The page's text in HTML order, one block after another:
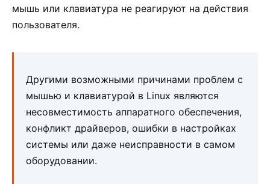
мышь или клавиатура не реагируют на действия
пользователя.
Другими возможными причинами проблем с
мышью и клавиатурой в Linux являются
несовместимость аппаратного обеспечения,
конфликт драйверов, ошибки в настройках
системы или даже неисправности в самом
оборудовании.